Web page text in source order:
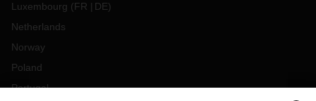
Luxembourg (FR DE)
Netherlands
Norway
Poland
Portugal